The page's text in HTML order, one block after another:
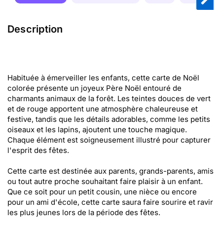
Description
Habituée à émerveiller les enfants, cette carte de Noël
colorée présente un joyeux Père Noël entouré de
charmants animaux de la forêt. Les teintes douces de vert
et de rouge apportent une atmosphère chaleureuse et
festive, tandis que les détails adorables, comme les petits
oiseaux et les lapins, ajoutent une touche magique.
Chaque élément est soigneusement illustré pour capturer
l'esprit des fêtes.
Cette carte est destinée aux parents, grands-parents, amis
ou tout autre proche souhaitant faire plaisir à un enfant.
Que ce soit pour un petit cousin, une nièce ou encore
pour un ami d'école, cette carte saura faire sourire et ravir
les plus jeunes lors de la période des fêtes.